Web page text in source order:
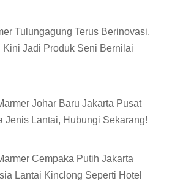
Tulungagung Terus Berinovasi,
Kini Jadi Produk Seni Bernilai
Johar Baru Jakarta Pusat
Jenis Lantai, Hubungi Sekarang!
Cempaka Putih Jakarta
Lantai Kinclong Seperti Hotel